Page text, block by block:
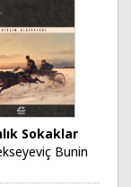
Sokaklar
Bunin